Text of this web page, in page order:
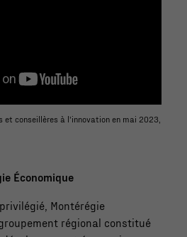
et conseillères à l’innovation en mai 2023,
Économique
Montérégie
régional constitué